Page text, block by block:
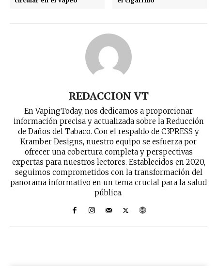
REDACCION VT
En VapingToday, nos dedicamos a proporcionar
información precisa y actualizada sobre la Reducción
de Daños del Tabaco. Con el respaldo de C3PRESS y
Kramber Designs, nuestro equipo se esfuerza por
ofrecer una cobertura completa y perspectivas
expertas para nuestros lectores. Establecidos en 2020,
seguimos comprometidos con la transformación del
panorama informativo en un tema crucial para la salud
pública.